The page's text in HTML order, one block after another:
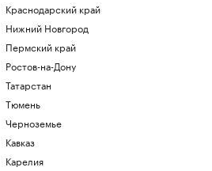
Краснодарский край
Нижний Новгород
Пермский край
Ростов-на-Дону
Татарстан
Тюмень
Черноземье
Кавказ
Карелия